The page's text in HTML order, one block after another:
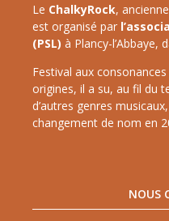
Le ChalkyRock,
est organisé par
(PSL) à Plancy-l’Abbaye,
Festival aux
origines, il a su, au fil du
d’autres genres
changement de nom en
NOUS